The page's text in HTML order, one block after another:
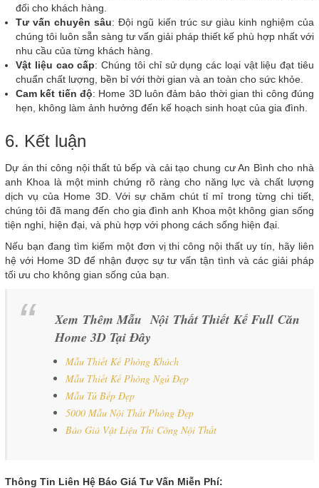
đối cho khách hàng.
Tư vấn chuyên sâu: Đội ngũ kiến trúc sư giàu kinh nghiệm của
chúng tôi luôn sẵn sàng tư vấn giải pháp thiết kế phù hợp nhất với
nhu cầu của từng khách hàng.
Vật liệu cao cấp: Chúng tôi chỉ sử dụng các loại vật liệu đạt tiêu
chuẩn chất lượng, bền bỉ với thời gian và an toàn cho sức khỏe.
Cam kết tiến độ: Home 3D luôn đảm bảo thời gian thi công đúng
hẹn, không làm ảnh hưởng đến kế hoạch sinh hoạt của gia đình.
6. Kết luận
Dự án thi công nội thất tủ bếp và cải tạo chung cư An Bình cho nhà
anh Khoa là một minh chứng rõ ràng cho năng lực và chất lượng
dịch vụ của Home 3D. Với sự chăm chút tỉ mỉ trong từng chi tiết,
chúng tôi đã mang đến cho gia đình anh Khoa một không gian sống
tiện nghi, hiện đại, và phù hợp với phong cách sống hiện đại.
Nếu bạn đang tìm kiếm một đơn vị thi công nội thất uy tín, hãy liên
hệ với Home 3D để nhận được sự tư vấn tận tình và các giải pháp
tối ưu cho không gian sống của bạn.
Xem Thêm Mẫu Nội Thất Thiết Kế Full Căn
Home 3D Tại Đây
Mẫu Thiết Kế Phòng Khách
Mẫu Thiết Kế Phòng Ngủ Đẹp
Mẫu Tủ Bếp Đẹp
5000 Mẫu Nội Thất Phòng Đẹp
Báo Giá Vật Liệu Thi Công Nội Thất
Thông Tin Liên Hệ Báo Giá Tư Vấn Miễn Phí: